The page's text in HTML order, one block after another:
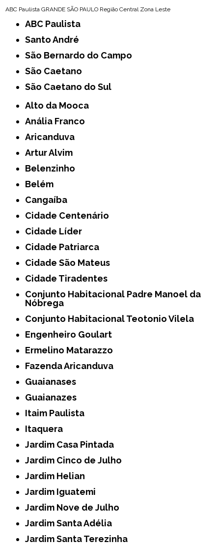
ABC Paulista GRANDE SÃO PAULO Região Central Zona Leste
ABC Paulista
Santo André
São Bernardo do Campo
São Caetano
São Caetano do Sul
Alto da Mooca
Anália Franco
Aricanduva
Artur Alvim
Belenzinho
Belém
Cangaíba
Cidade Centenário
Cidade Líder
Cidade Patriarca
Cidade São Mateus
Cidade Tiradentes
Conjunto Habitacional Padre Manoel da
Nóbrega
Conjunto Habitacional Teotonio Vilela
Engenheiro Goulart
Ermelino Matarazzo
Fazenda Aricanduva
Guaianases
Guaianazes
Itaim Paulista
Itaquera
Jardim Casa Pintada
Jardim Cinco de Julho
Jardim Helian
Jardim Iguatemi
Jardim Nove de Julho
Jardim Santa Adélia
Jardim Santa Terezinha